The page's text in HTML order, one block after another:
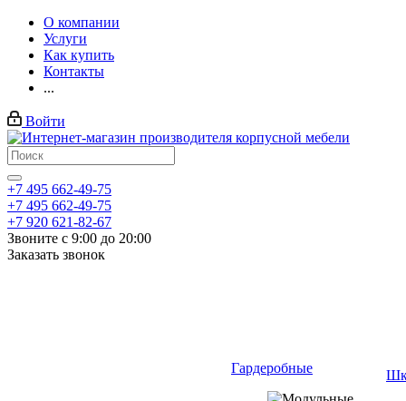
О компании
Услуги
Как купить
Контакты
...
Войти
+7 495 662-49-75
+7 495 662-49-75
+7 920 621-82-67
Звоните с 9:00 до 20:00
Заказать звонок
Гардеробные